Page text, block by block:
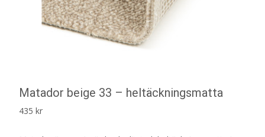
Matador beige 33 – heltäckningsmatta
435 kr